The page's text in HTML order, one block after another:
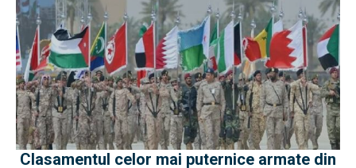
Clasamentul celor mai puternice armate din